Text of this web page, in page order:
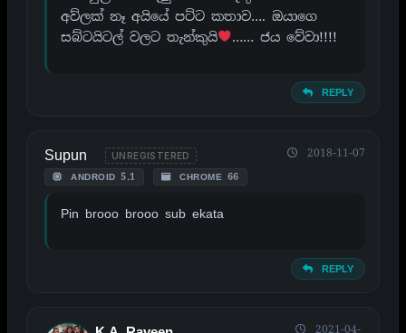
අව්ලක් නෑ අයියේ පට්ට කතාව…. ඔයාගෙ
සබ්ටයිටල් වලට තැන්කුයි
…… ජය වේවා!!!!
REPLY
Supun UNREGISTERED
ANDROID 5.1 CHROME 66
2018-11-07
Pin brooo brooo sub ekata
REPLY
2021-04-